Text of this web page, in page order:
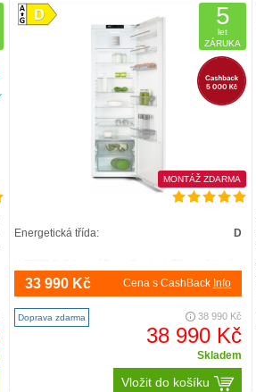
5
let
ZÁRUKA
MONTÁŽ ZDARMA
Energetická třída: D
pro praktické skladování potravin. prostorná
zásuvka s nastavitelnou vlhkostí –DailyFresh
optimální a..
33 990 Kč Cena s CashBack Info
Doprava zdarma 38 990 Kč
38 990 Kč
Skladem
Vložit do košíku